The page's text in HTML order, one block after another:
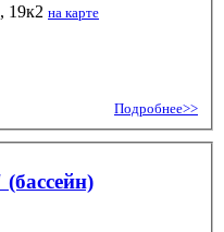
19к2 на карте
Подробнее>>